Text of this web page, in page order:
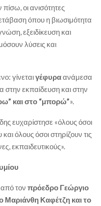
πίσω, οι ανισότητες
όπου η βιωσιμότητα
εξειδίκευση και
λύσεις και
γίνεταιγέφυραανάμεσα
εκπαίδευση και στην
και στο “μπορώ”».
ευχαρίστησε «όλους όσοι
όλους όσοι στηρίζουν τις
εκπαιδευτικούς».
από τον πρόεδρο Γεώργιο
Μαριάνθη Καφέτζη και το